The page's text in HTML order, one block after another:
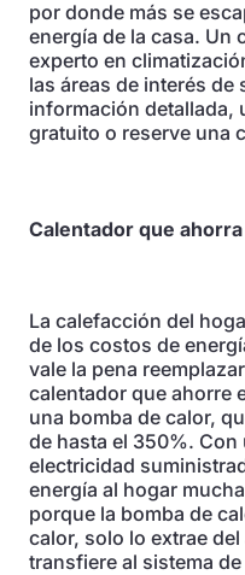
por donde más se
energía de la casa. Un
experto en
las áreas de interés de
información detallada,
gratuito o reserve una
Calentador que
La calefacción del
de los costos de
vale la pena
calentador que ahorre
una bomba de calor,
de hasta el 350%.
electricidad
energía al hogar
porque la bomba de
calor, solo lo extrae
transfiere al sistema